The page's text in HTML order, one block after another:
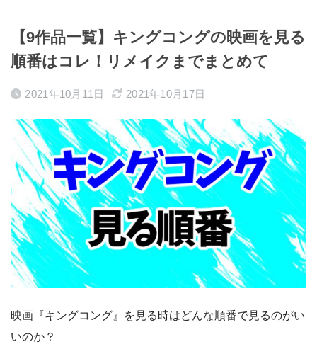
【9作品一覧】キングコングの映画を見る
順番はコレ！リメイクまでまとめて
2021年10月11日 2021年10月17日
映画『キングコング』を見る時はどんな順番で見るのがい
いのか？